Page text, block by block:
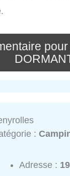
:
Adresse :